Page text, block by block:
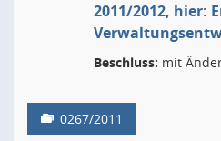
2011/2012, hier:
Beschluss: mit
0267/2011